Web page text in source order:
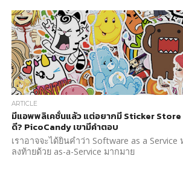
ARTICLE
มีแอพพลิเคชั่นแล้ว แต่อยากมี Sticker Store
ดี? PicoCandy เขามีคำตอบ
เราอาจจะได้ยินคำว่า Software as a
ลงท้ายด้วย as-a-Service มากมาย